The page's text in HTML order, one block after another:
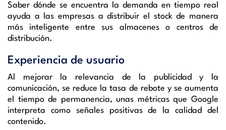
Saber dónde se encuentra la demanda en tiempo real
ayuda a las empresas a distribuir el stock de manera
más inteligente entre sus almacenes o centros de
distribución.
Experiencia de usuario
Al mejorar la relevancia de la publicidad y la
comunicación, se reduce la tasa de rebote y se aumenta
el tiempo de permanencia, unas métricas que Google
interpreta como señales positivas de la calidad del
contenido.